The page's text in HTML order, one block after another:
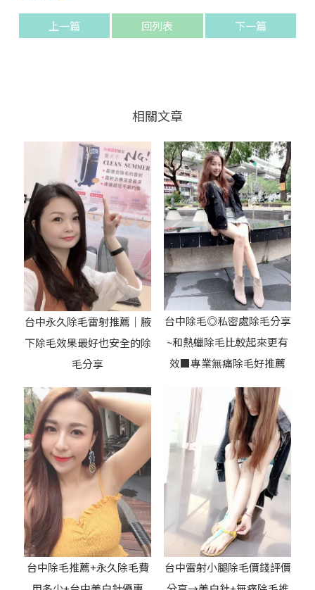
上一篇 回列表 下一篇
台中永久除毛雷射推薦｜腋
下除毛效果最好也安全的除
毛分享
台中除毛◎私密處除毛分享
~和熱蠟除毛比較起來更有
效■專業無痛除毛好推薦
台中除毛推薦+永久除毛費
台中雷射小腿除毛價錢評價